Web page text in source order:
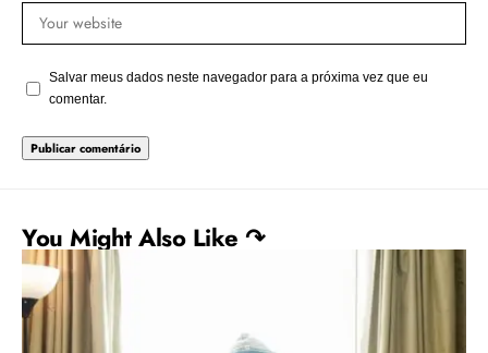
Salvar meus dados neste navegador para a próxima vez que eu
comentar.
You Might Also Like ↷